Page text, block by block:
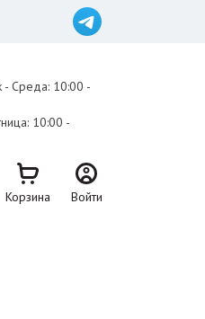
- Среда: 10:00 -
10:00 -
Корзина Войти